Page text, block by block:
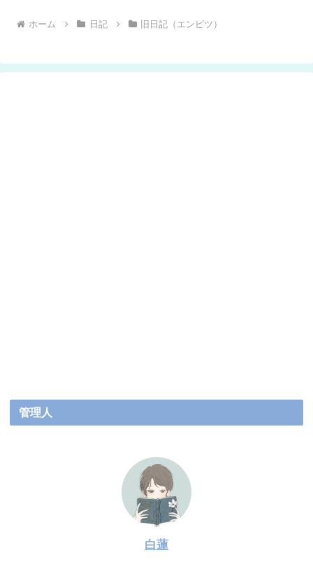
ホーム 日記 旧日記（エンピツ）
管理人
白蓮